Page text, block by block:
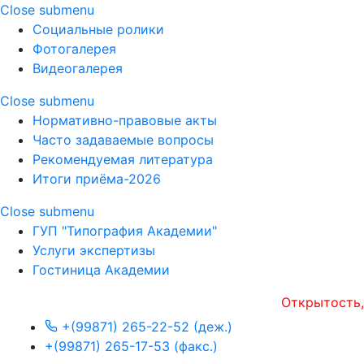
Close submenu
Социальные ролики
Фотогалерея
Видеогалерея
Close submenu
Нормативно-правовые акты
Часто задаваемые вопросы
Рекомендуемая литература
Итоги приёма-2026
Close submenu
ГУП "Типография Академии"
Услуги экспертизы
Гостиница Академии
Открытость,
+(99871) 265-22-52 (деж.)
+(99871) 265-17-53 (факс.)